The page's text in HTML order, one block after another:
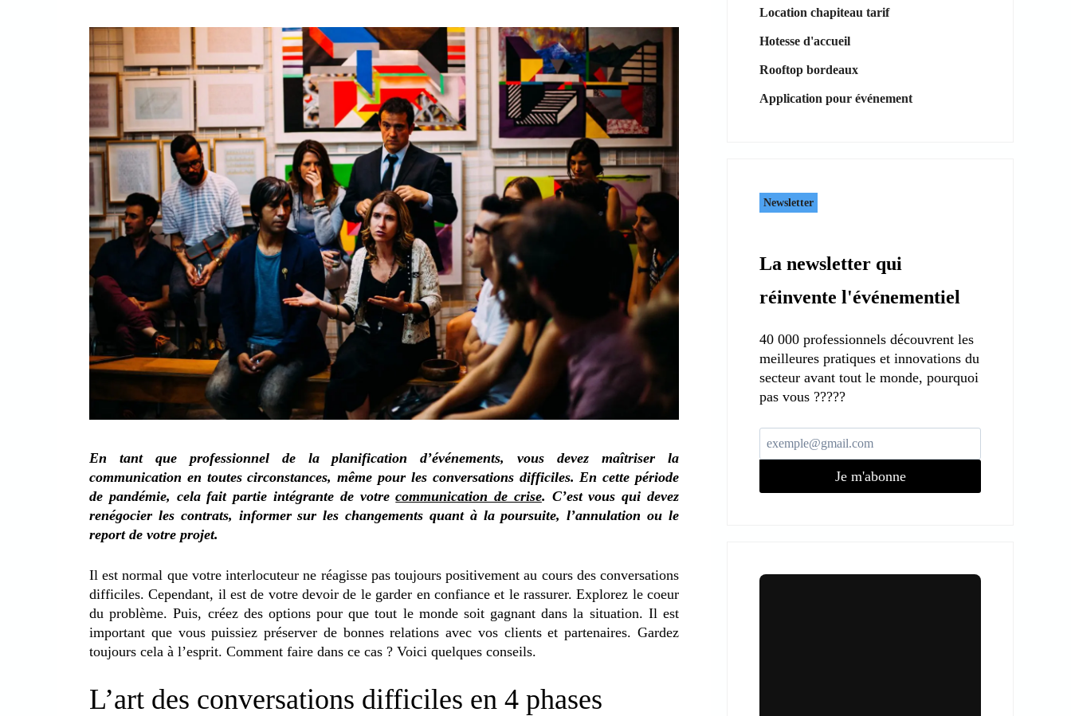
En tant que professionnel de la planification d’événements, vous devez maîtriser la
communication en toutes circonstances, même pour les conversations difficiles. En cette période
de pandémie, cela fait partie intégrante de votrecommunication de crise. C’est vous qui devez
renégocier les contrats, informer sur les changements quant à la poursuite, l’annulation ou le
report de votre projet.
Il est normal que votre interlocuteur ne réagisse pas toujours positivement au cours des conversations
difficiles. Cependant, il est de votre devoir de le garder en confiance et le rassurer. Explorez le coeur
du problème. Puis, créez des options pour que tout le monde soit gagnant dans la situation. Il est
important que vous puissiez préserver de bonnes relations avec vos clients et partenaires. Gardez
toujours cela à l’esprit. Comment faire dans ce cas ? Voici quelques conseils.
L’art des conversations difficiles en 4 phases
Location chapiteau tarif
Hotesse d'accueil
Rooftop bordeaux
Application pour événement
Newsletter
La newsletter qui
réinvente l'événementiel
40 000 professionnels découvrent les
meilleures pratiques et innovations du
secteur avant tout le monde, pourquoi
pas vous ?????
Je m'abonne